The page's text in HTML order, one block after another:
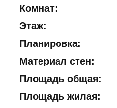
Комнат:
Этаж:
Планировка:
Материал стен:
Площадь общая:
Площадь жилая: